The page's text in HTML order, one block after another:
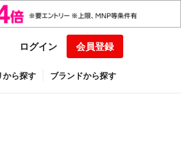
ログイン 会員登録
から探す ブランドから探す